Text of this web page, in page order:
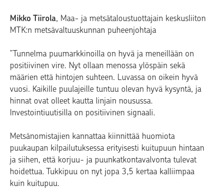
Mikko Tiirola, Maa- ja metsätaloustuottajain keskusliiton
MTK:n metsävaltuuskunnan puheenjohtaja
”Tunnelma puumarkkinoilla on hyvä ja meneillään on
positiivinen vire. Nyt ollaan menossa ylöspäin sekä
määrien että hintojen suhteen. Luvassa on oikein hyvä
vuosi. Kaikille puulajeille tuntuu olevan hyvä kysyntä, ja
hinnat ovat olleet kautta linjain nousussa.
Investointiuutisilla on positiivinen signaali.
Metsänomistajien kannattaa kiinnittää huomiota
puukaupan kilpailutuksessa erityisesti kuitupuun hintaan
ja siihen, että korjuu- ja puunkatkontavalvonta tulevat
hoidettua. Tukkipuu on nyt jopa 3,5 kertaa kalliimpaa
kuin kuitupuu.